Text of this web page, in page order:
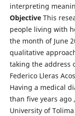
interpreting
ObjectiveThis
people living with
the month of June
qualitative
taking the address
Federico Lleras
Having a medical
than five years
University of